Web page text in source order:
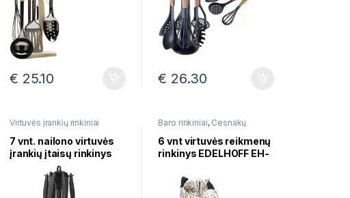
€ 25.10 € 26.30
Virtuvės įrankių rinkiniai
7 vnt. nailono virtuvės
įrankių įtaisų rinkinys
su stovu EDEL HOFF
EH-8002-BK
Baro rinkiniai,Česnakų
rinkiniai
6 vnt virtuvės reikmenų
rinkinys EDELHOFF EH-